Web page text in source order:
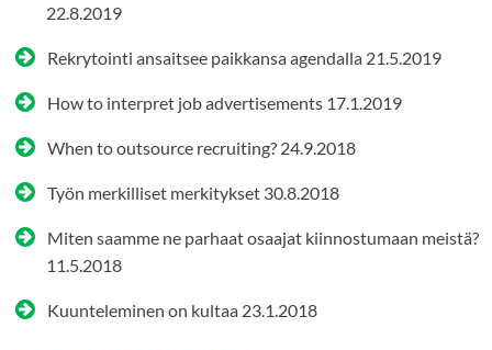
22.8.2019
Rekrytointi ansaitsee paikkansa agendalla 21.5.2019
How to interpret job advertisements 17.1.2019
When to outsource recruiting? 24.9.2018
Työn merkilliset merkitykset 30.8.2018
Miten saamme ne parhaat osaajat kiinnostumaan meistä?
11.5.2018
Kuunteleminen on kultaa 23.1.2018